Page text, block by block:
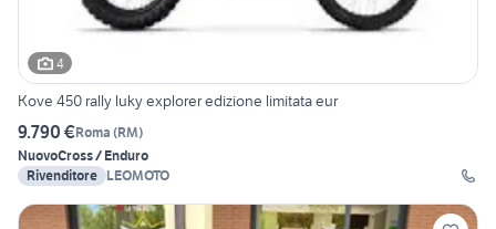
4
Kove 450 rally luky explorer edizione limitata eur
9.790 €Roma (RM)
NuovoCross / Enduro
Rivenditore LEOMOTO